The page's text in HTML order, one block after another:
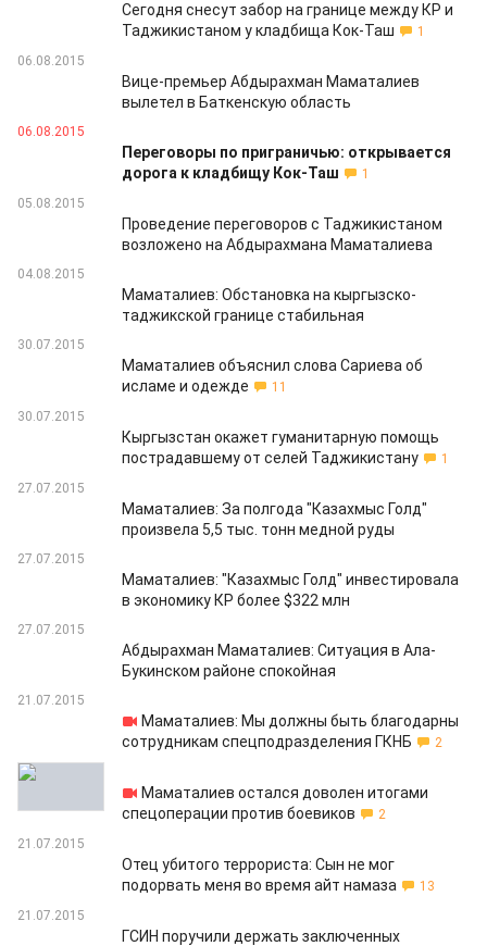
Сегодня снесут забор на границе между КР и
Таджикистаном у кладбища Кок-Таш
1
06.08.2015
Вице-премьер Абдырахман Маматалиев
вылетел в Баткенскую область
06.08.2015
Переговоры по приграничью: открывается
дорога к кладбищу Кок-Таш
1
05.08.2015
Проведение переговоров с Таджикистаном
возложено на Абдырахмана Маматалиева
04.08.2015
Маматалиев: Обстановка на кыргызско-
таджикской границе стабильная
30.07.2015
Маматалиев объяснил слова Сариева об
исламе и одежде
11
30.07.2015
Кыргызстан окажет гуманитарную помощь
пострадавшему от селей Таджикистану
1
27.07.2015
Маматалиев: За полгода "Казахмыс Голд"
произвела 5,5 тыс. тонн медной руды
27.07.2015
Маматалиев: "Казахмыс Голд" инвестировала
в экономику КР более $322 млн
27.07.2015
Абдырахман Маматалиев: Ситуация в Ала-
Букинском районе спокойная
21.07.2015
Маматалиев: Мы должны быть благодарны
сотрудникам спецподразделения ГКНБ
2
21.07.2015
Маматалиев остался доволен итогами
спецоперации против боевиков
2
21.07.2015
Отец убитого террориста: Сын не мог
подорвать меня во время айт намаза
13
21.07.2015
ГСИН поручили держать заключенных